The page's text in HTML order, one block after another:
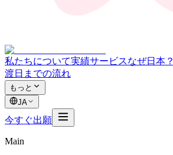
私たちについて実績サービスなぜ日本？
渡日までの流れ
もっと
JA
今すぐ出願
Main